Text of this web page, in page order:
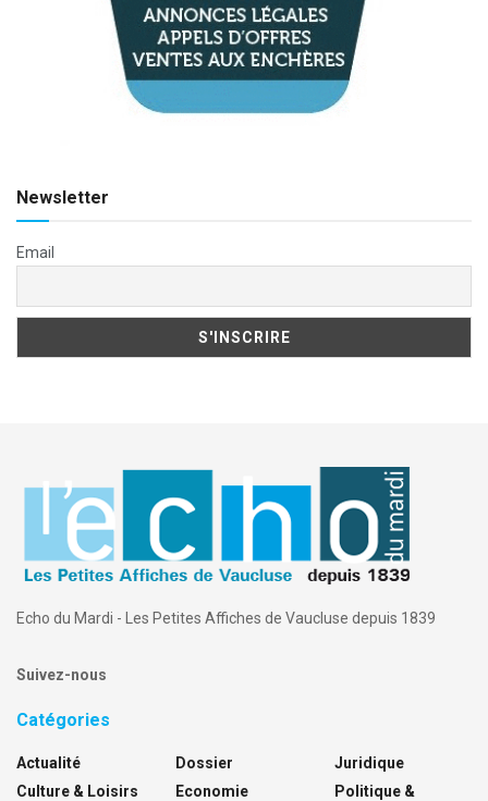
Newsletter
Email
Echo du Mardi - Les Petites Affiches de Vaucluse depuis 1839
Suivez-nous
Catégories
Actualité
Culture & Loisirs
Dossier
Economie
Juridique
Politique &